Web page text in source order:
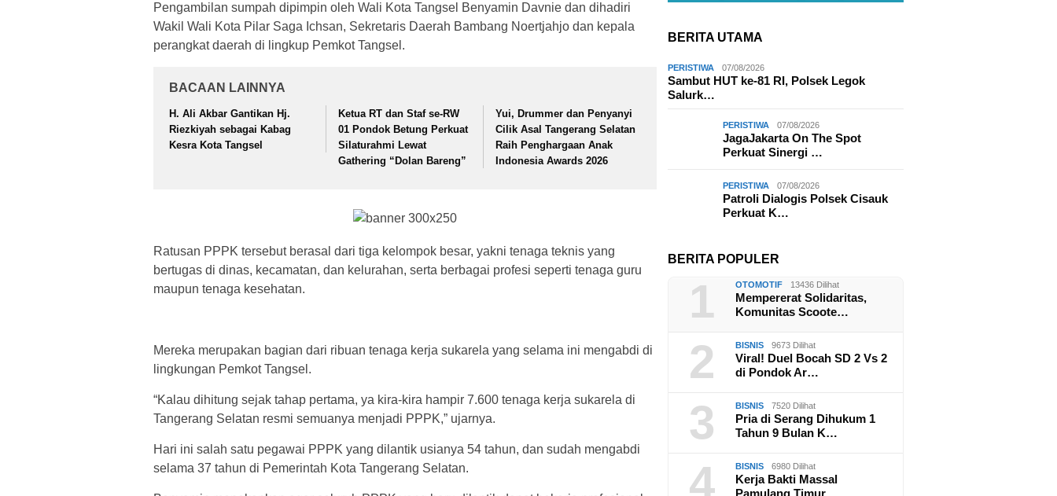
Pengambilan sumpah dipimpin oleh Wali Kota Tangsel Benyamin Davnie dan dihadiri
Wakil Wali Kota Pilar Saga Ichsan, Sekretaris Daerah Bambang Noertjahjo dan kepala
perangkat daerah di lingkup Pemkot Tangsel.
BACAAN LAINNYA
H. Ali Akbar Gantikan Hj.
Riezkiyah sebagai Kabag
Kesra Kota Tangsel
Ketua RT dan Staf se-RW
01 Pondok Betung Perkuat
Silaturahmi Lewat
Gathering “Dolan Bareng”
Yui, Drummer dan Penyanyi
Cilik Asal Tangerang Selatan
Raih Penghargaan Anak
Indonesia Awards 2026
Ratusan PPPK tersebut berasal dari tiga kelompok besar, yakni tenaga teknis yang
bertugas di dinas, kecamatan, dan kelurahan, serta berbagai profesi seperti tenaga guru
maupun tenaga kesehatan.
Mereka merupakan bagian dari ribuan tenaga kerja sukarela yang selama ini mengabdi di
lingkungan Pemkot Tangsel.
“Kalau dihitung sejak tahap pertama, ya kira-kira hampir 7.600 tenaga kerja sukarela di
Tangerang Selatan resmi semuanya menjadi PPPK,” ujarnya.
Hari ini salah satu pegawai PPPK yang dilantik usianya 54 tahun, dan sudah mengabdi
selama 37 tahun di Pemerintah Kota Tangerang Selatan.
BERITA UTAMA
PERISTIWA 07/08/2026
Sambut HUT ke-81 RI, Polsek Legok
Salurk…
PERISTIWA 07/08/2026
JagaJakarta On The Spot
Perkuat Sinergi …
PERISTIWA 07/08/2026
Patroli Dialogis Polsek Cisauk
Perkuat K…
BERITA POPULER
1 OTOMOTIF 13436 Dilihat
Mempererat Solidaritas,
Komunitas Scoote…
2 BISNIS 9673 Dilihat
Viral! Duel Bocah SD 2 Vs 2
di Pondok Ar…
3 BISNIS 7520 Dilihat
Pria di Serang Dihukum 1
Tahun 9 Bulan K…
4 BISNIS 6980 Dilihat
Kerja Bakti Massal